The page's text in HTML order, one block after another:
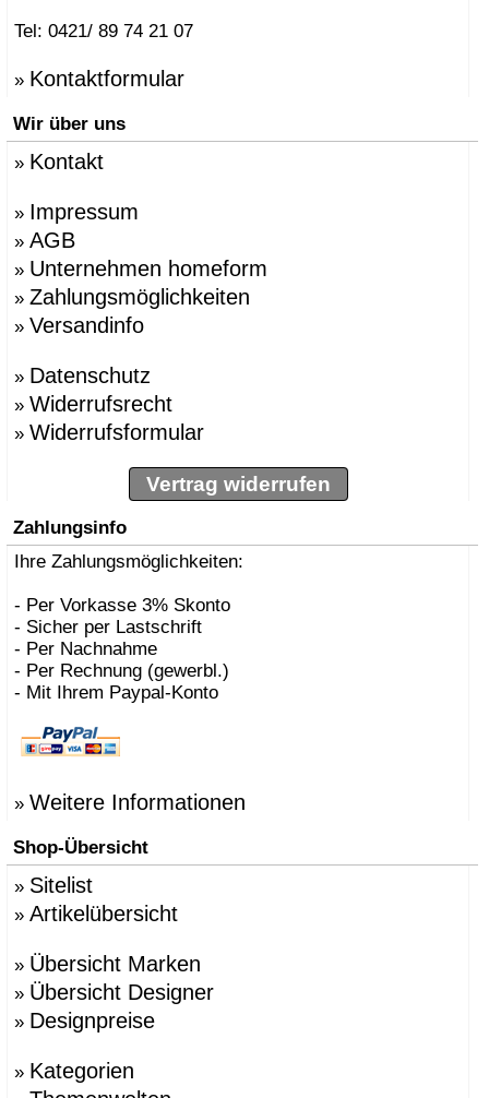
Tel: 0421/ 89 74 21 07
» Kontaktformular
Wir über uns
» Kontakt
» Impressum
» AGB
» Unternehmen homeform
» Zahlungsmöglichkeiten
» Versandinfo
» Datenschutz
» Widerrufsrecht
» Widerrufsformular
Vertrag widerrufen
Zahlungsinfo
Ihre Zahlungsmöglichkeiten:
- Per Vorkasse 3% Skonto
- Sicher per Lastschrift
- Per Nachnahme
- Per Rechnung (gewerbl.)
- Mit Ihrem Paypal-Konto
» Weitere Informationen
Shop-Übersicht
» Sitelist
» Artikelübersicht
» Übersicht Marken
» Übersicht Designer
» Designpreise
» Kategorien